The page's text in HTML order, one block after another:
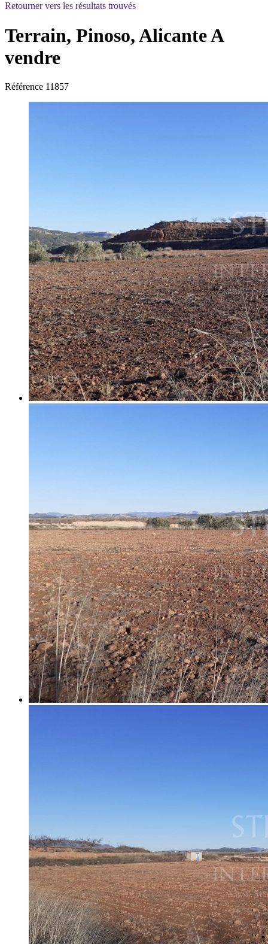
Retourner vers les résultats trouvés
Terrain, Pinoso, AlicanteA
vendre
Référence 11857